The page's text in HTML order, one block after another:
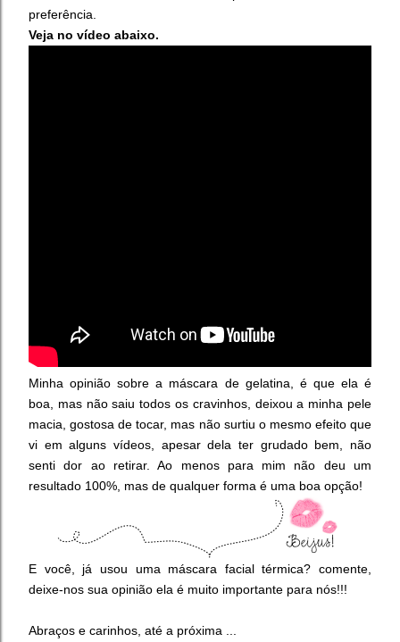
preferência.
Veja no vídeo abaixo.
Minha opinião sobre a máscara de gelatina, é que ela é
boa, mas não saiu todos os cravinhos, deixou a minha pele
macia, gostosa de tocar, mas não surtiu o mesmo efeito que
vi em alguns vídeos, apesar dela ter grudado bem, não
senti dor ao retirar. Ao menos para mim não deu um
resultado 100%, mas de qualquer forma é uma boa opção!
E você, já usou uma máscara facial térmica? comente,
deixe-nos sua opinião ela é muito importante para nós!!!
Abraços e carinhos, até a próxima ...